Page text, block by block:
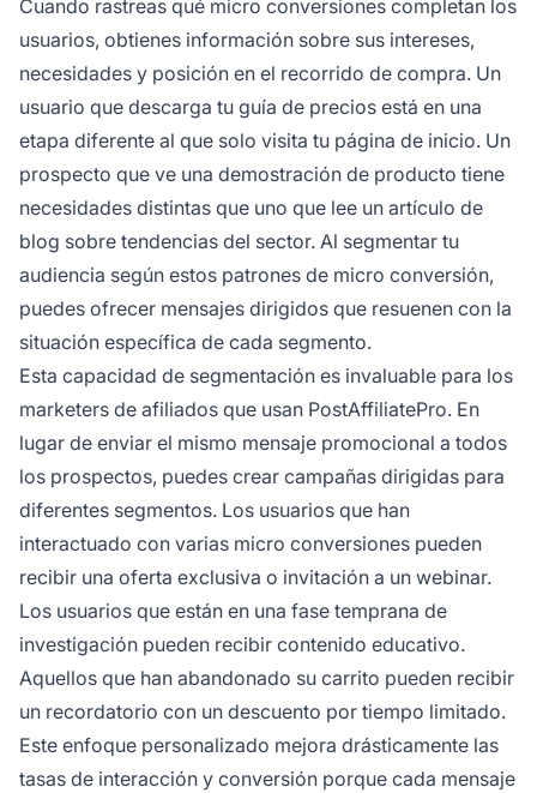
Cuando rastreas qué micro conversiones completan los
usuarios, obtienes información sobre sus intereses,
necesidades y posición en el recorrido de compra. Un
usuario que descarga tu guía de precios está en una
etapa diferente al que solo visita tu página de inicio. Un
prospecto que ve una demostración de producto tiene
necesidades distintas que uno que lee un artículo de
blog sobre tendencias del sector. Al segmentar tu
audiencia según estos patrones de micro conversión,
puedes ofrecer mensajes dirigidos que resuenen con la
situación específica de cada segmento.
Esta capacidad de segmentación es invaluable para los
marketers de afiliados que usan PostAffiliatePro. En
lugar de enviar el mismo mensaje promocional a todos
los prospectos, puedes crear campañas dirigidas para
diferentes segmentos. Los usuarios que han
interactuado con varias micro conversiones pueden
recibir una oferta exclusiva o invitación a un webinar.
Los usuarios que están en una fase temprana de
investigación pueden recibir contenido educativo.
Aquellos que han abandonado su carrito pueden recibir
un recordatorio con un descuento por tiempo limitado.
Este enfoque personalizado mejora drásticamente las
tasas de interacción y conversión porque cada mensaje